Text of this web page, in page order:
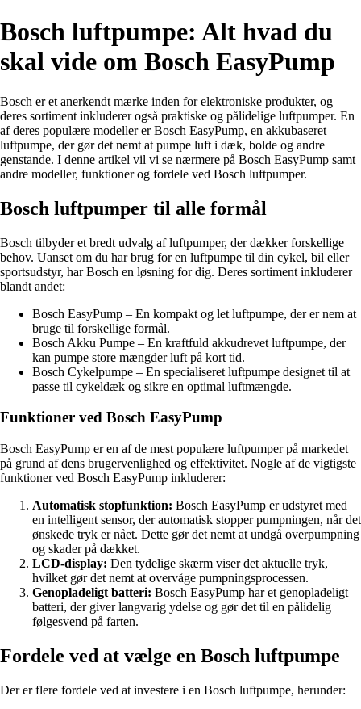
Bosch luftpumpe: Alt hvad du
skal vide om Bosch EasyPump
Bosch er et anerkendt mærke inden for elektroniske produkter, og
deres sortiment inkluderer også praktiske og pålidelige luftpumper. En
af deres populære modeller er Bosch EasyPump, en akkubaseret
luftpumpe, der gør det nemt at pumpe luft i dæk, bolde og andre
genstande. I denne artikel vil vi se nærmere på Bosch EasyPump samt
andre modeller, funktioner og fordele ved Bosch luftpumper.
Bosch luftpumper til alle formål
Bosch tilbyder et bredt udvalg af luftpumper, der dækker forskellige
behov. Uanset om du har brug for en luftpumpe til din cykel, bil eller
sportsudstyr, har Bosch en løsning for dig. Deres sortiment inkluderer
blandt andet:
Bosch EasyPump – En kompakt og let luftpumpe, der er nem at
bruge til forskellige formål.
Bosch Akku Pumpe – En kraftfuld akkudrevet luftpumpe, der
kan pumpe store mængder luft på kort tid.
Bosch Cykelpumpe – En specialiseret luftpumpe designet til at
passe til cykeldæk og sikre en optimal luftmængde.
Funktioner ved Bosch EasyPump
Bosch EasyPump er en af de mest populære luftpumper på markedet
på grund af dens brugervenlighed og effektivitet. Nogle af de vigtigste
funktioner ved Bosch EasyPump inkluderer:
Automatisk stopfunktion: Bosch EasyPump er udstyret med
en intelligent sensor, der automatisk stopper pumpningen, når det
ønskede tryk er nået. Dette gør det nemt at undgå overpumpning
og skader på dækket.
LCD-display: Den tydelige skærm viser det aktuelle tryk,
hvilket gør det nemt at overvåge pumpningsprocessen.
Genopladeligt batteri: Bosch EasyPump har et genopladeligt
batteri, der giver langvarig ydelse og gør det til en pålidelig
følgesvend på farten.
Fordele ved at vælge en Bosch luftpumpe
Der er flere fordele ved at investere i en Bosch luftpumpe, herunder: